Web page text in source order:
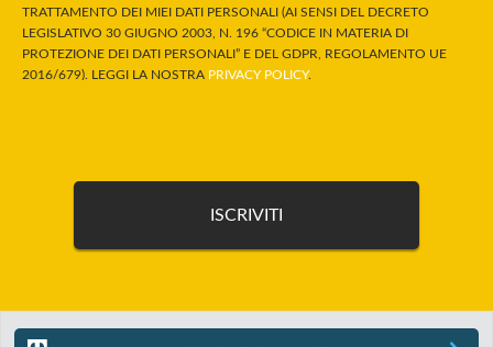
TRATTAMENTO DEI MIEI DATI PERSONALI (AI SENSI DEL DECRETO
LEGISLATIVO 30 GIUGNO 2003, N. 196 “CODICE IN MATERIA DI
PROTEZIONE DEI DATI PERSONALI” E DEL GDPR, REGOLAMENTO UE
2016/679). LEGGI LA NOSTRA PRIVACY POLICY.